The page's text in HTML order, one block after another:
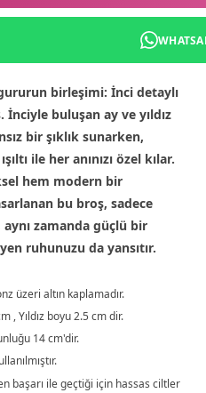
birleşimi: İnci detaylı
İnciyle buluşan ay ve yıldız
bir şıklık sunarken,
ile her anınızı özel kılar.
hem modern bir
bu broş, sadece
zamanda güçlü bir
ruhunuzu da yansıtır.
üzeri altın kaplamadır.
, Yıldız boyu 2.5 cm dir.
14 cm'dir.
başarı ile geçtiği için hassas ciltler